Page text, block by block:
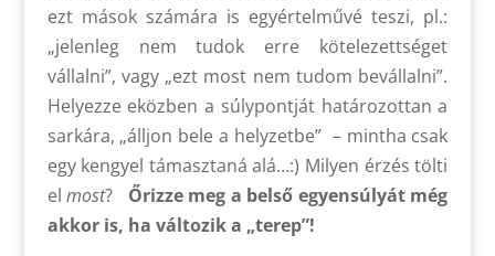
ezt mások számára is egyértelművé teszi, pl.:
„jelenleg nem tudok erre kötelezettséget
vállalni”, vagy „ezt most nem tudom bevállalni”.
Helyezze eközben a súlypontját határozottan a
sarkára, „álljon bele a helyzetbe” – mintha csak
egy kengyel támasztaná alá…:) Milyen érzés tölti
elmost? Őrizze meg a belső egyensúlyát még
akkor is, ha változik a „terep”!